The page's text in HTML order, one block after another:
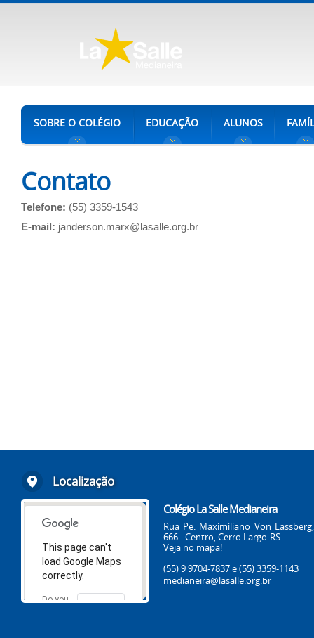
SOBRE O COLÉGIO EDUCAÇÃO ALUNOS
Contato
Telefone: (55) 3359-1543
E-mail: janderson.marx@lasalle.org.br
Localização
This page can't
load Google Maps
correctly.
Do you
OK
Colégio La Salle Medianeira
Rua Pe. Maximiliano Von Lassberg,
666 - Centro, Cerro Largo-RS.
Veja no mapa!
(55) 9 9704-7837e (55) 3359-1143
medianeira@lasalle.org.br